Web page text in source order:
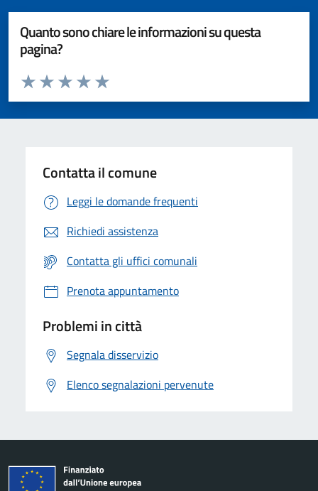
Quanto sono chiare le informazioni su questa
pagina?
Valuta da 1 a 5 stelle la pagina
Valuta 5 stelle su 5
Valuta 4 stelle su 5
Valuta 3 stelle su 5
Valuta 2 stelle su 5
Valuta 1 stelle su 5
Contatta il comune
Leggi le domande frequenti
Richiedi assistenza
Contatta gli uffici comunali
Prenota appuntamento
Problemi in città
Segnala disservizio
Elenco segnalazioni pervenute